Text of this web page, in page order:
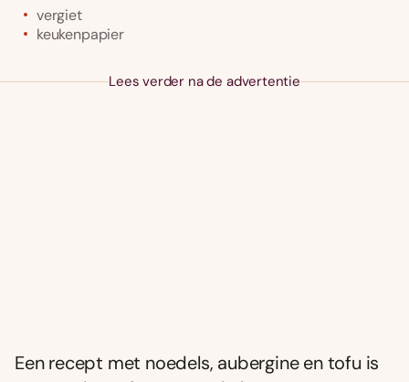
vergiet
keukenpapier
Lees verder na de advertentie
Een recept met noedels, aubergine en tofu is